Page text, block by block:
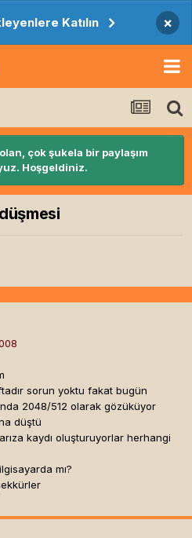
Katılın ×
çok şukela bir paylaşım
Hoşgeldiniz.
düşmesi
sorun yoktu fakat bugün
2048/512 olarak gözüküyor
düştü
kaydı oluşturuyorlar herhangi
mı?